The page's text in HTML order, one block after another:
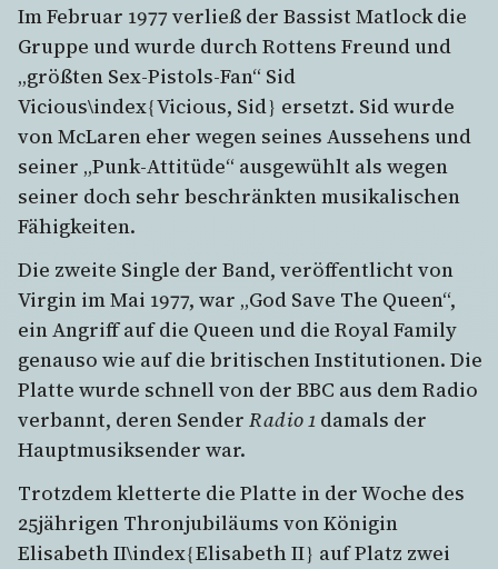
Im Februar 1977 verließ der Bassist Matlock die
Gruppe und wurde durch Rottens Freund und
„größten Sex-Pistols-Fan“ Sid
Vicious\index{Vicious, Sid} ersetzt. Sid wurde
von McLaren eher wegen seines Aussehens und
seiner „Punk-Attitüde“ ausgewühlt als wegen
seiner doch sehr beschränkten musikalischen
Fähigkeiten.
Die zweite Single der Band, veröffentlicht von
Virgin im Mai 1977, war „God Save The Queen“,
ein Angriff auf die Queen und die Royal Family
genauso wie auf die britischen Institutionen. Die
Platte wurde schnell von der BBC aus dem Radio
verbannt, deren SenderRadio 1 damals der
Hauptmusiksender war.
Trotzdem kletterte die Platte in der Woche des
25jährigen Thronjubiläums von Königin
Elisabeth II\index{Elisabeth II} auf Platz zwei